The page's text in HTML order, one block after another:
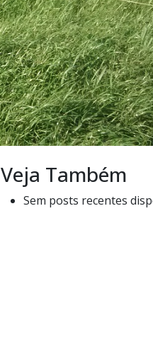
Veja Também
Sem posts recentes